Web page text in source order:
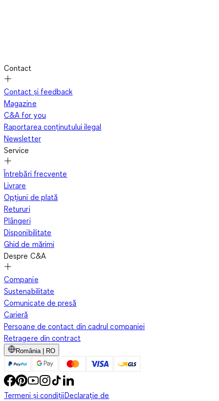
Contact
Contact și feedback
Magazine
C&A for you
Raportarea conținutului ilegal
Newsletter
Service
Întrebări frecvente
Livrare
Opțiuni de plată
Retururi
Plângeri
Disponibilitate
Ghid de mărimi
Despre C&A
Companie
Sustenabilitate
Comunicate de presă
Carieră
Persoane de contact din cadrul companiei
Retragere din contract
România | RO
Termeni și condițiiDeclarație de